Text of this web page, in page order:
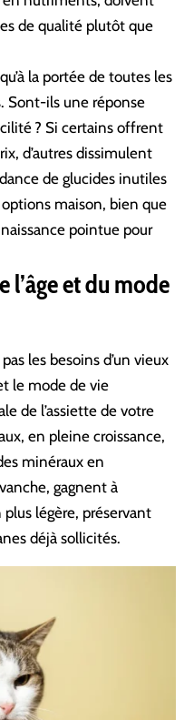
de qualité plutôt que
la portée de toutes les
Sont-ils une réponse
? Si certains offrent
d’autres dissimulent
de glucides inutiles
maison, bien que
pointue pour
l’âge et du mode
les besoins d’un vieux
le mode de vie
de l’assiette de votre
en pleine croissance,
minéraux en
gagnent à
légère, préservant
déjà sollicités.